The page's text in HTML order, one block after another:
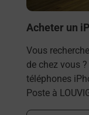
Acheter un
Vous
de chez vous
téléphones
Poste à